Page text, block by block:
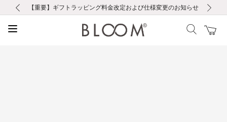
お修理・アフターサービスのご案内
【重要】令和８年熊本地震に伴う集配への影響について
【重要】ギフトラッピング料金改定および仕様変更のお知らせ
【重要】夏季休業の営業についてのご案内
税込5,500円以上で送料無料｜最短24時間以内に発送
新規会員登録で1000ポイントプレゼント！
LINE友だち登録で500円クーポンプレゼント
会員限定！レビュー投稿で100ポイントプレゼント
お修理・アフターサービスのご案内
【重要】令和８年熊本地震に伴う集配への影響について